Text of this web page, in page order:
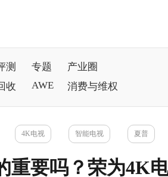
测 专题
产业圈
收 AWE 消费与维权
4K电视 智能电视 夏普
重要吗？荣为4K电